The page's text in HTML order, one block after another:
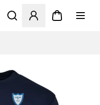
Åbner en Modal til at